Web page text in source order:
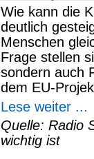
Wie kann die
deutlich
Menschen
Frage stellen
sondern auch
dem EU-
Lese weiter ...
Quelle: Radio
wichtig ist